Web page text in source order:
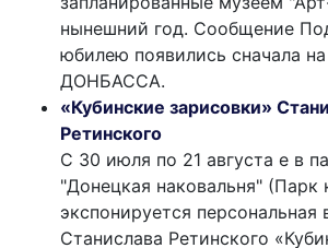
нынешний год. Сообщение
юбилею появились сначала
ДОНБАССА.
«Кубинские зарисовки»
Ретинского
С 30 июля по 21 августа е в
"Донецкая наковальня" (Парк
экспонируется персональная
Станислава Ретинского